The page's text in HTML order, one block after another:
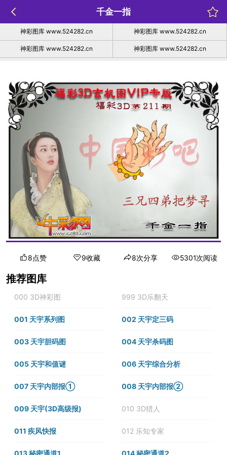
千金一指
神彩图库 www.524282.cn 神彩图库 www.524282.cn
神彩图库 www.524282.cn 神彩图库 www.524282.cn
8点赞 9收藏 8次分享 5301次阅读
推荐图库
000 3D神彩图 999 3D乐翻天
001 天宇系列图 002 天宇定三码
003 天宇胆码图 004 天宇杀码图
005 天宇和值谜 006 天宇综合分析
007 天宇内部报① 008 天宇内部报②
009 天宇(3D高级报) 010 3D猎人
011 疾风快报 012 乐知专家
013 秘密通道1 014 秘密通道2